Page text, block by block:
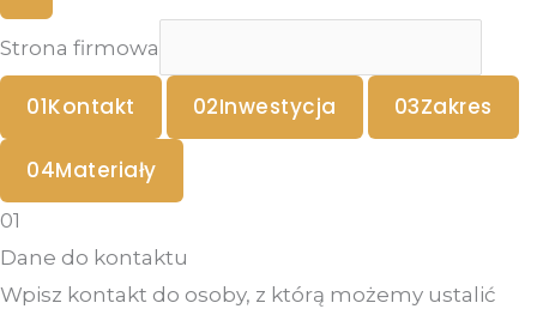
Strona firmowa
01Kontakt 02Inwestycja 03Zakres
04Materiały
01
Dane do kontaktu
Wpisz kontakt do osoby, z którą możemy ustalić